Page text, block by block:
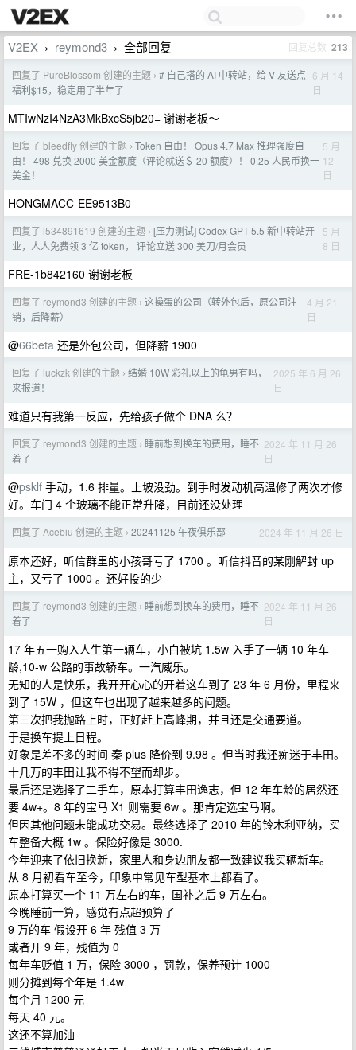
V2EX › reymond3 › 全部回复 回复总数 213
回复了 PureBlossom 创建的主题 › # 自己搭的 AI 中转站，给 V 友送点
福利$15，稳定用了半年了
6 月 14
日
MTIwNzI4NzA3MkBxcS5jb20= 谢谢老板～
回复了 bleedfly 创建的主题 › Token 自由！ Opus 4.7 Max 推理强度自
由！ 498 兑换 2000 美金额度（评论就送＄ 20 额度）！ 0.25 人民币换一
美金！
5 月
12
日
HONGMACC-EE9513B0
回复了 l534891619 创建的主题 › [压力测试] Codex GPT-5.5 新中转站开
业，人人免费领 3 亿 token， 评论立送 300 美刀/月会员
5 月
8 日
FRE-1b842160 谢谢老板
回复了 reymond3 创建的主题 › 这操蛋的公司（转外包后，原公司注
销，后降薪）
4 月 21
日
@66beta 还是外包公司，但降薪 1900
回复了 luckzk 创建的主题 › 结婚 10W 彩礼以上的龟男有吗，
来报道！
2025 年 6 月 26
日
难道只有我第一反应，先给孩子做个 DNA 么？
回复了 reymond3 创建的主题 › 睡前想到换车的费用，睡不
着了
2024 年 11 月 26
日
@psklf 手动，1.6 排量。上坡没劲。到手时发动机高温修了两次才修
好。车门 4 个玻璃不能正常升降，目前还没处理
回复了 Acebiu 创建的主题 › 20241125 午夜俱乐部 2024 年 11 月 26 日
原本还好，听信群里的小孩哥亏了 1700 。听信抖音的某刚解封 up
主，又亏了 1000 。还好投的少
回复了 reymond3 创建的主题 › 睡前想到换车的费用，睡不
着了
2024 年 11 月 26
日
17 年五一购入人生第一辆车，小白被坑 1.5w 入手了一辆 10 年车
龄,10-w 公路的事故轿车。一汽威乐。
无知的人是快乐，我开开心心的开着这车到了 23 年 6 月份，里程来
到了 15W ，但这车也出现了越来越多的问题。
第三次把我抛路上时，正好赶上高峰期，并且还是交通要道。
于是换车提上日程。
好象是差不多的时间 秦 plus 降价到 9.98 。但当时我还痴迷于丰田。
十几万的丰田让我不得不望而却步。
最后还是选择了二手车，原本打算丰田逸志，但 12 年车龄的居然还
要 4w+。8 年的宝马 X1 则需要 6w 。那肯定选宝马啊。
但因其他问题未能成功交易。最终选择了 2010 年的铃木利亚纳，买
车整备大概 1w 。保险好像是 3000.
今年迎来了依旧换新，家里人和身边朋友都一致建议我买辆新车。
从 8 月初看车至今，印象中常见车型基本上都看了。
原本打算买一个 11 万左右的车，国补之后 9 万左右。
今晚睡前一算，感觉有点超预算了
9 万的车 假设开 6 年 残值 3 万
或者开 9 年，残值为 0
每年车贬值 1 万，保险 3000 ，罚款，保养预计 1000
则分摊到每个年是 1.4w
每个月 1200 元
每天 40 元。
这还不算加油